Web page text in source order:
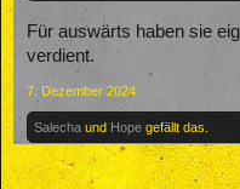
Für auswärts haben sie
verdient.
7. Dezember 2024
Salecha und Hope gefällt das.